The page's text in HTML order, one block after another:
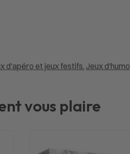
d'apéro et jeux festifs, Jeux
vous plaire